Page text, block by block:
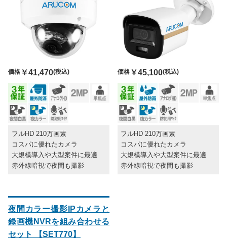
価格 ￥41,470(税込)
フルHD 210万画素
コスパに優れたカメラ
大規模導入や大型案件に最適
赤外線暗視で夜間も撮影
価格￥45,100(税込)
フルHD 210万画素
コスパに優れたカメラ
大規模導入や大型案件に最適
赤外線暗視で夜間も撮影
夜間カラー撮影IPカメラと
録画機NVRを組み合わせる
セット 【SET770】